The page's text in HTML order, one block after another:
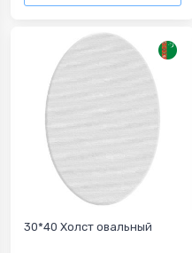
30*40 Холст овальный